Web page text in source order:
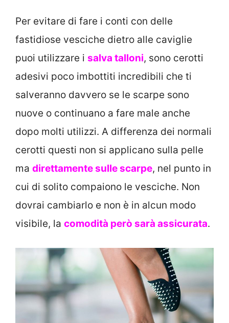
Per evitare di fare i conti con delle
fastidiose vesciche dietro alle caviglie
puoi utilizzare i salva talloni, sono cerotti
adesivi poco imbottiti incredibili che ti
salveranno davvero se le scarpe sono
nuove o continuano a fare male anche
dopo molti utilizzi. A differenza dei normali
cerotti questi non si applicano sulla pelle
ma direttamente sulle scarpe, nel punto in
cui di solito compaiono le vesciche. Non
dovrai cambiarlo e non è in alcun modo
visibile, la comodità però sarà assicurata.